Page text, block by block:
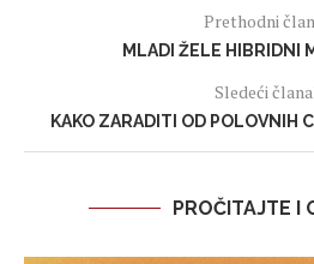
Prethodni
MLADI ŽELE HIBRIDNI
Sledeći
KAKO ZARADITI OD POLOVNIH
PROČITAJTE I